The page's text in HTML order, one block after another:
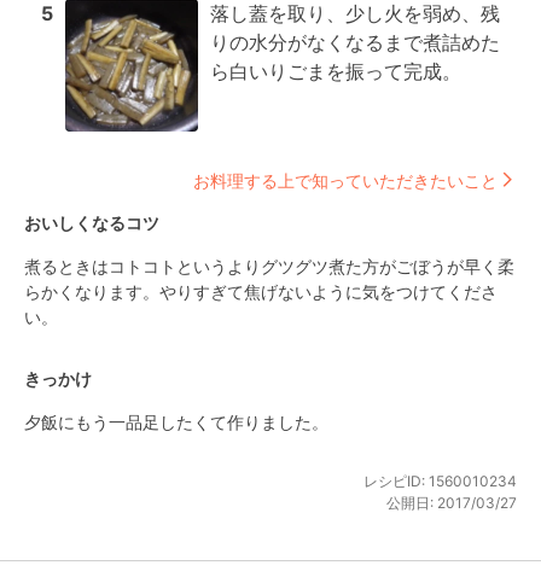
5
落し蓋を取り、少し火を弱め、残
りの水分がなくなるまで煮詰めた
ら白いりごまを振って完成。
お料理する上で知っていただきたいこと
おいしくなるコツ
煮るときはコトコトというよりグツグツ煮た方がごぼうが早く柔
らかくなります。やりすぎて焦げないように気をつけてくださ
い。
きっかけ
夕飯にもう一品足したくて作りました。
レシピID: 1560010234
公開日: 2017/03/27